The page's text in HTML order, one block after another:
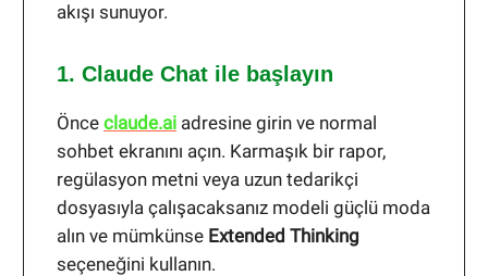
akışı sunuyor.
1. Claude Chat ile başlayın
Önce claude.ai adresine girin ve normal
sohbet ekranını açın. Karmaşık bir rapor,
regülasyon metni veya uzun tedarikçi
dosyasıyla çalışacaksanız modeli güçlü moda
alın ve mümkünse Extended Thinking
seçeneğini kullanın.